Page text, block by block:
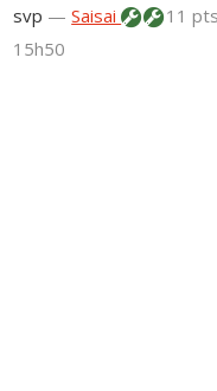
svp —Saisai 11
15h50